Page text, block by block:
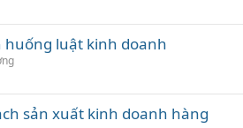
huống luật kinh doanh
sản xuất kinh doanh hàng